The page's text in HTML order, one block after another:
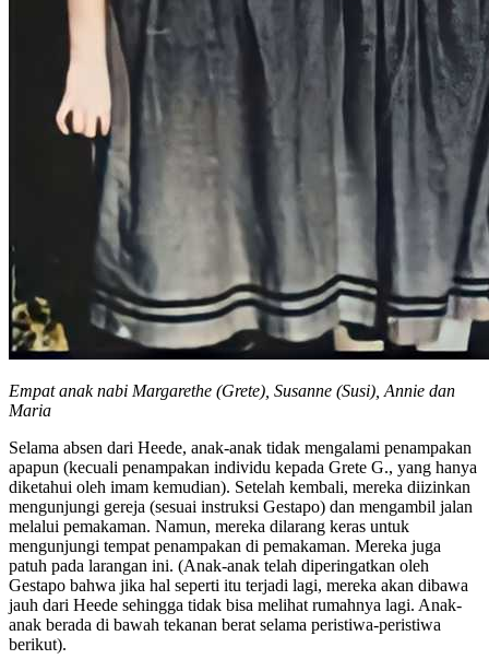
Empat anak nabi Margarethe (Grete), Susanne (Susi), Annie dan
Maria
Selama absen dari Heede, anak-anak tidak mengalami penampakan
apapun (kecuali penampakan individu kepada Grete G., yang hanya
diketahui oleh imam kemudian). Setelah kembali, mereka diizinkan
mengunjungi gereja (sesuai instruksi Gestapo) dan mengambil jalan
melalui pemakaman. Namun, mereka dilarang keras untuk
mengunjungi tempat penampakan di pemakaman. Mereka juga
patuh pada larangan ini. (Anak-anak telah diperingatkan oleh
Gestapo bahwa jika hal seperti itu terjadi lagi, mereka akan dibawa
jauh dari Heede sehingga tidak bisa melihat rumahnya lagi. Anak-
anak berada di bawah tekanan berat selama peristiwa-peristiwa
berikut).